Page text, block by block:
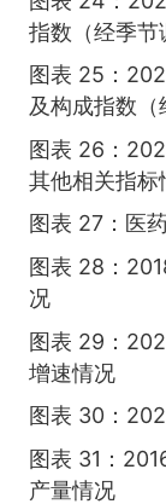
指数（经季节
图表 25：
及构成指数（
图表 26：
其他相关指标
图表 27：医
图表 28：
况
图表 29：
增速情况
图表 30：
图表 31：
产量情况